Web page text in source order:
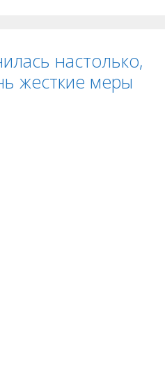
настолько,
жесткие меры